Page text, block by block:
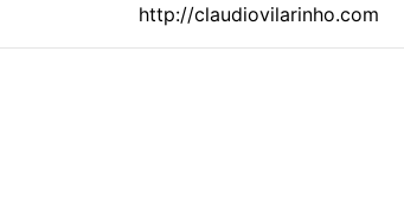
http://claudiovilarinho.com